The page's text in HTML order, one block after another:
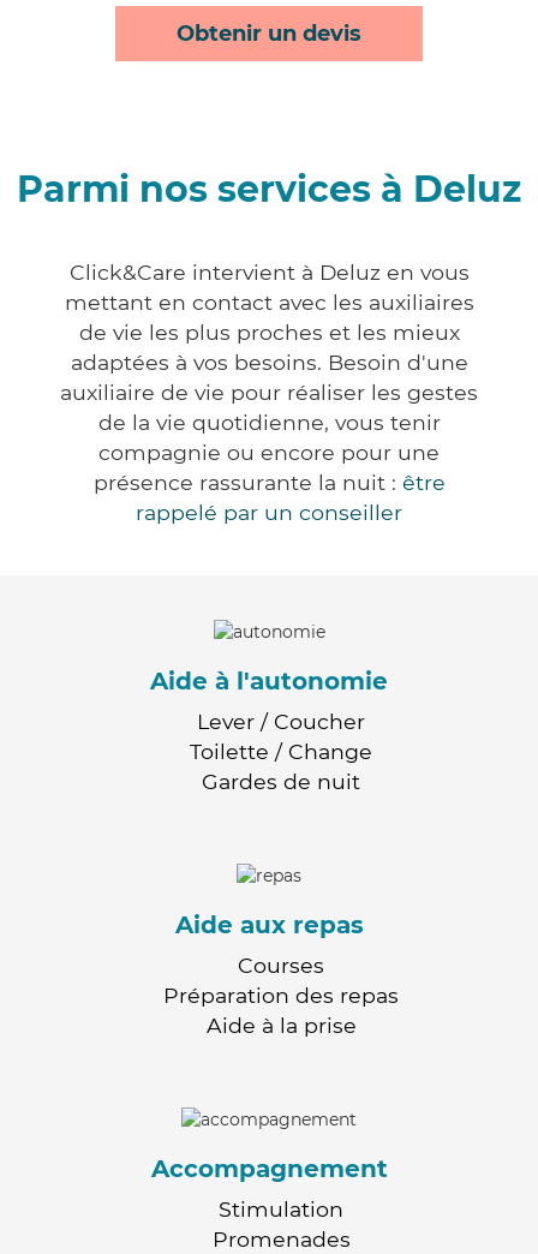
Obtenir un devis
Parmi nos services à Deluz
Click&Care intervient à Deluz en vous
mettant en contact avec les auxiliaires
de vie les plus proches et les mieux
adaptées à vos besoins. Besoin d'une
auxiliaire de vie pour réaliser les gestes
de la vie quotidienne, vous tenir
compagnie ou encore pour une
présence rassurante la nuit : être
rappelé par un conseiller
Aide à l'autonomie
Lever / Coucher
Toilette / Change
Gardes de nuit
Aide aux repas
Courses
Préparation des repas
Aide à la prise
Accompagnement
Stimulation
Promenades